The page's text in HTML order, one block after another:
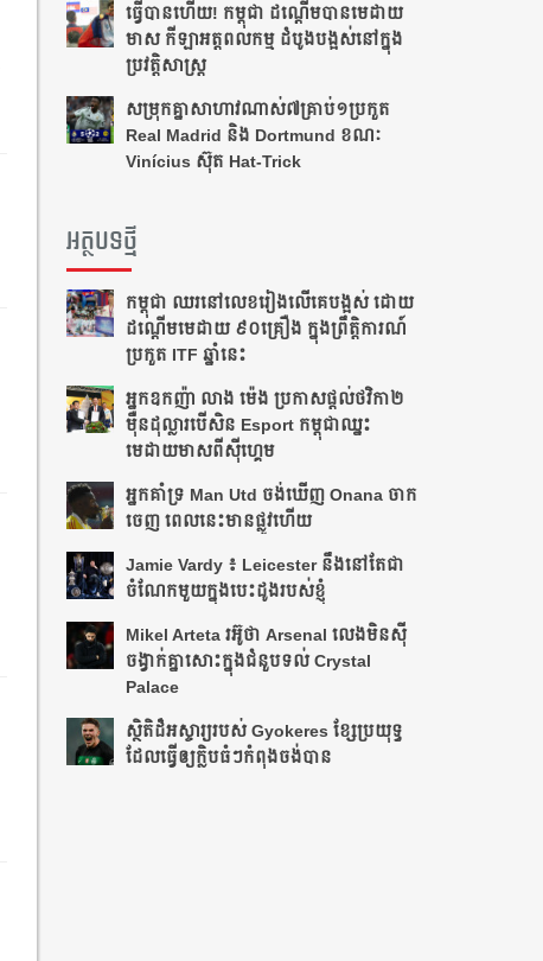
ធ្វើបានហើយ! កម្ពុជា ដណ្តើមបានមេដាយ
មាស កីឡាអត្តពលកម្ម ដំបូងបង្អស់នៅក្នុង
ប្រវត្តិសាស្រ្ត
សម្រុក​គ្នា​សា​ហា​វ​ណាស់​​៧​គ្រាប់​១​ប្រកួត​
Real Madrid និង Dortmund ខណៈ
Vinícius ស៊ុត ​Hat-Trick ​​
អត្ថបទថ្មី
កម្ពុជា​ ឈរនៅលេខរៀងលើគេបង្អស់​ ដោយ
ដណ្ដើមមេដាយ​ ៩០គ្រឿង ក្នុងព្រឹត្ដិការណ៍
ប្រកួត ITF​ ឆ្នាំនេះ
អ្នក​ឧកញ៉ា លាង ម៉េង ​ប្រកាស​ផ្ដល់​ថវិកា​២​
ម៉ឺន​ដុល្លារ​បើ​សិន​​ Esport កម្ពុជា​​ឈ្នះ​​
មេដាយ​មាស​ពី​ស៊ីហ្គេម​
អ្នក​គាំទ្រ Man Utd ចង់​ឃើញ Onana ចាក
ចេញ​ ពេលនេះ​មាន​ផ្លូវ​ហើយ​​
Jamie Vardy ៖ Leicester នឹង​នៅ​តែ​ជា​
ចំណែក​មួយ​ក្នុង​បេះដូង​របស់​ខ្ញុំ​
Mikel Arteta ​រអ៊ូ​ថា​​ Arsenal លេង​មិន​ស៊ី​
ចង្វាក់​គ្នា​​សោះ​ក្នុង​ជំនួប​ទល់ Crystal
Palace
​ស្ថិតិ​ដ៏​អស្ចារ្យ​​របស់ Gyokeres ខ្សែ​ប្រយុទ្ធ​
ដែល​​ធ្វើ​ឲ្យ​ក្លិប​ធំៗ​កំពុង​ចង់បាន​